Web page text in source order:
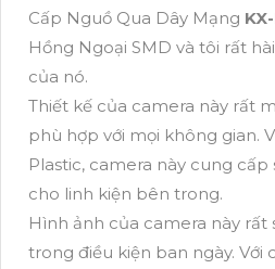
Cấp Nguồ Qua Dây Mạng
Hồng Ngoại SMD và tôi rất
của nó.
Thiết kế của camera này rất
phù hợp với mọi không gian.
Plastic, camera này cung
cho linh kiện bên trong.
Hình ảnh của camera này rất
trong điều kiện ban ngày. Với